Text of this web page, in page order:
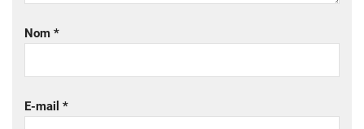
Nom *
E-mail *